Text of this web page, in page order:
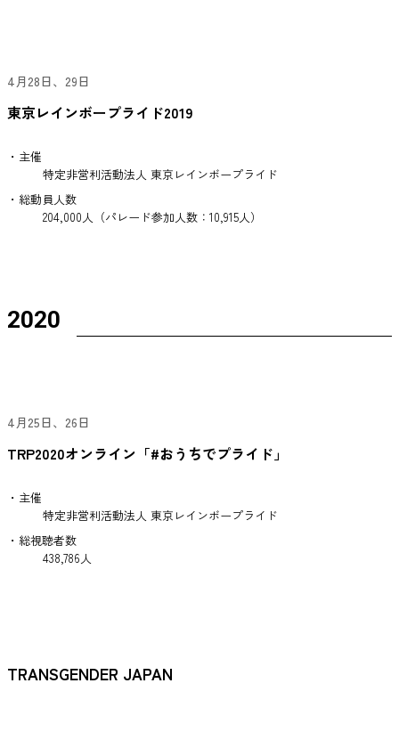
4月28日、29日
東京レインボープライド2019
・主催
特定非営利活動法人 東京レインボープライド
・総動員人数
204,000人（パレード参加人数：10,915人）
2020
4月25日、26日
TRP2020オンライン「#おうちでプライド」
・主催
特定非営利活動法人 東京レインボープライド
・総視聴者数
438,786人
TRANSGENDER JAPAN